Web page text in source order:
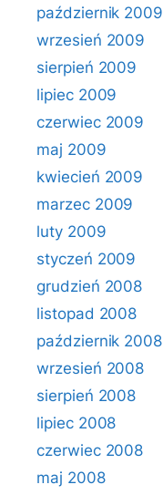
październik 2009
wrzesień 2009
sierpień 2009
lipiec 2009
czerwiec 2009
maj 2009
kwiecień 2009
marzec 2009
luty 2009
styczeń 2009
grudzień 2008
listopad 2008
październik 2008
wrzesień 2008
sierpień 2008
lipiec 2008
czerwiec 2008
maj 2008